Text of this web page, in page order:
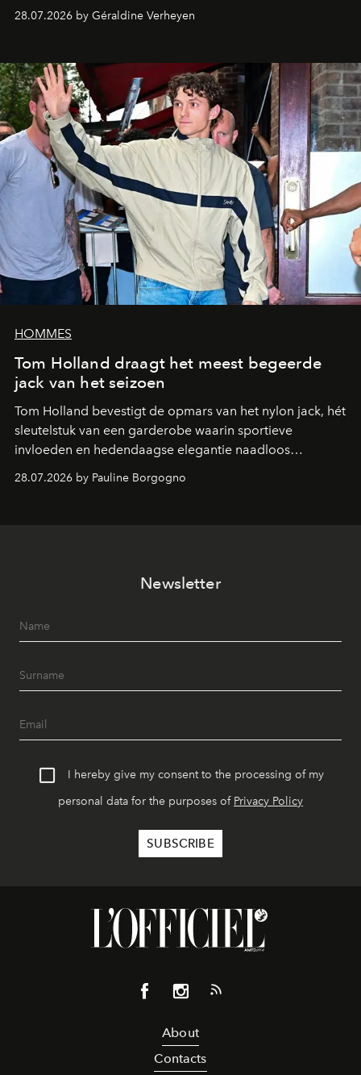
28.07.2026 by Géraldine Verheyen
HOMMES
Tom Holland draagt het meest begeerde
jack van het seizoen
Tom Holland bevestigt de opmars van het nylon jack, hét
sleutelstuk van een garderobe waarin sportieve
invloeden en hedendaagse elegantie naadloos
samenkomen.
28.07.2026 by Pauline Borgogno
Newsletter
I hereby give my consent to the processing of my
personal data for the purposes of Privacy Policy
About
Contacts